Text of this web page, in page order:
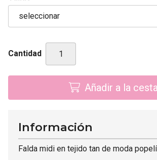
Cantidad
Añadir a la cesta
Información
Falda midi en tejido tan de moda